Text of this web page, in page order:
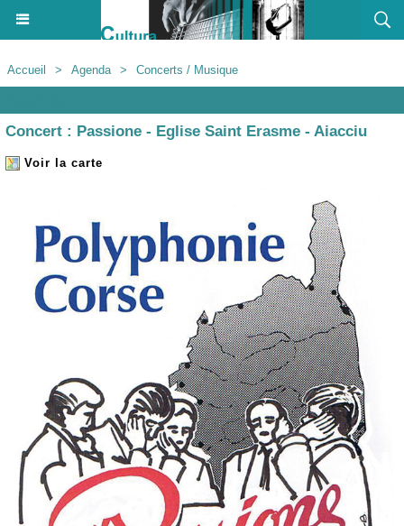
Accueil > Agenda > Concerts / Musique
Concert : Passione - Eglise Saint Erasme - Aiacciu
Voir la carte